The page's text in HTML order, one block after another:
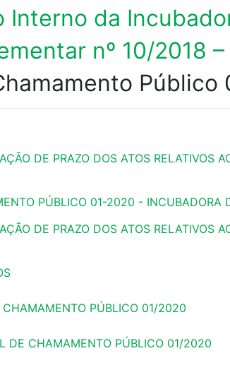
Interno da
nº 10/2018
Público
DE PRAZO DOS ATOS
PÚBLICO 01-2020 - INCUBADORA
DE PRAZO DOS ATOS
CHAMAMENTO PÚBLICO 01/2020
DE CHAMAMENTO PÚBLICO 01/2020